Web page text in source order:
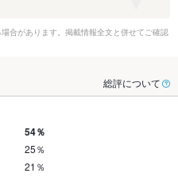
合があります。掲載情報全文と併せてご確認
総評について
54％
25％
21％